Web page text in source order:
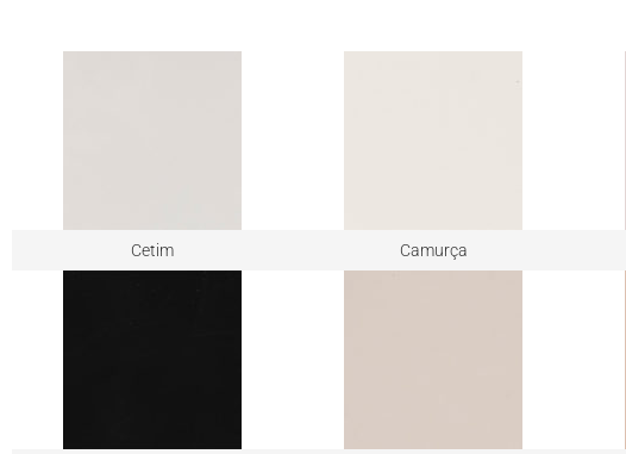
Cetim Camurça